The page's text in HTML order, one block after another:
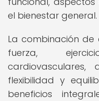
el bienestar general.
La combinación de
fuerza,
flexibilidad y
beneficios